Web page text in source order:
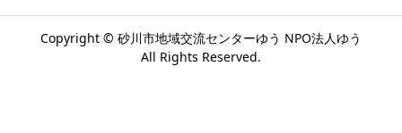
Copyright © 砂川市地域交流センターゆう NPO法人ゆう
All Rights Reserved.